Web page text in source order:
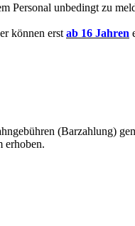
Personal unbedingt zu
können erst ab 16 Jahren
(Barzahlung)
erhoben.